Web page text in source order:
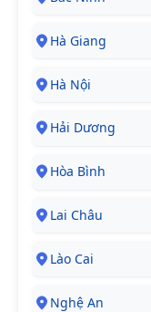
Hà Giang
Hà Nội
Hải Dương
Hòa Bình
Lai Châu
Lào Cai
Nghệ An